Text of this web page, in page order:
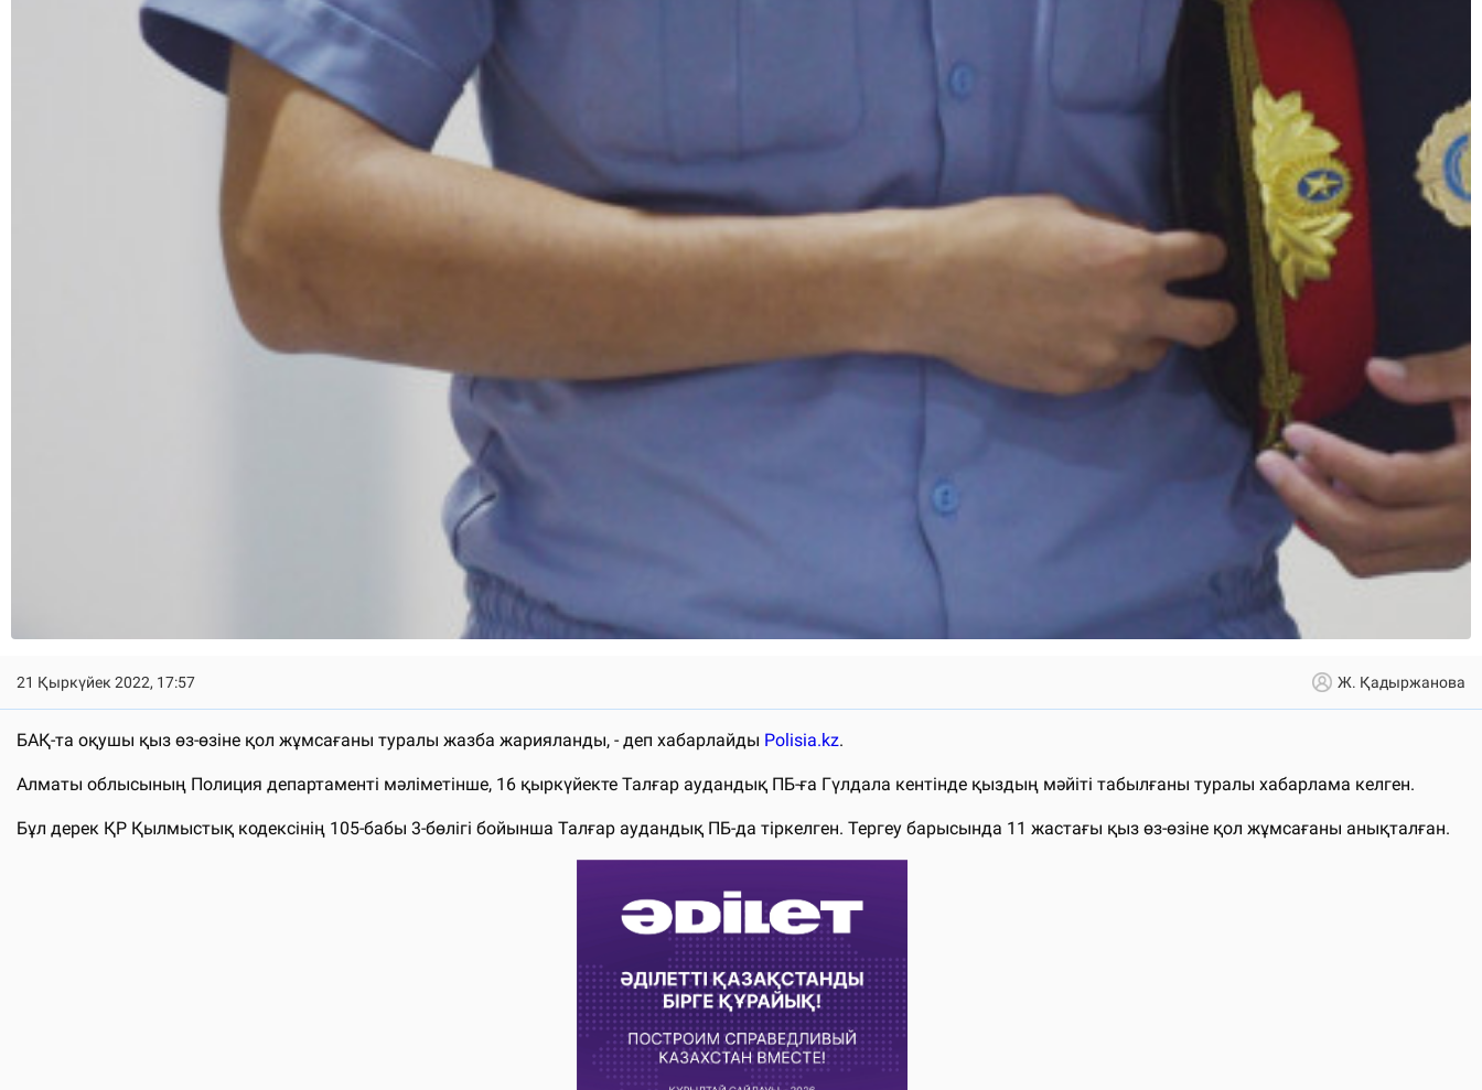
21 Қыркүйек 2022, 17:57 Ж. Қадыржанова
БАҚ-та оқушы қыз өз-өзіне қол жұмсағаны туралы жазба жарияланды, - деп хабарлайды Polisia.kz.
Алматы облысының Полиция департаменті мәліметінше, 16 қыркүйекте Талғар аудандық ПБ-ға Гүлдала кентінде қыздың мәйіті табылғаны туралы хабарлама келген.
Бұл дерек ҚР Қылмыстық кодексінің 105-бабы 3-бөлігі бойынша Талғар аудандық ПБ-да тіркелген. Тергеу барысында 11 жастағы қыз өз-өзіне қол жұмсағаны анықталған.